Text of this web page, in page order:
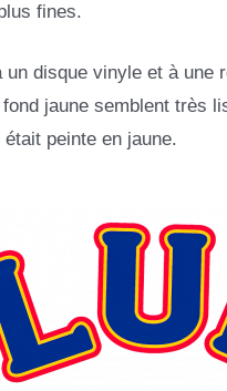
fines.
disque vinyle et à
jaune semblent très
peinte en jaune.